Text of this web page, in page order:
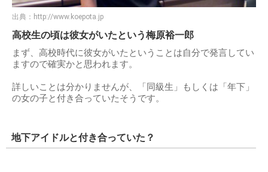
出典： http://www.koepota.jp
高校生の頃は彼女がいたという梅原裕一郎
まず、高校時代に彼女がいたということは自分で発言してい
ますので確実かと思われます。
詳しいことは分かりませんが、「同級生」もしくは「年下」
の女の子と付き合っていたそうです。
地下アイドルと付き合っていた？